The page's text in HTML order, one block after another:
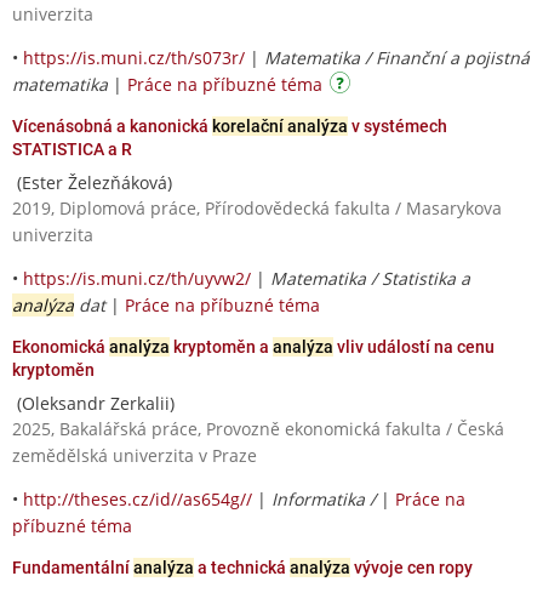
univerzita
• https://is.muni.cz/th/s073r/ | Matematika / Finanční a pojistná
matematika | Práce na příbuzné téma
Vícenásobná a kanonická korelační analýza v systémech
STATISTICA a R
(Ester Železňáková)
2019, Diplomová práce, Přírodovědecká fakulta / Masarykova
univerzita
• https://is.muni.cz/th/uyvw2/ | Matematika / Statistika a
analýza dat| Práce na příbuzné téma
Ekonomická analýza kryptoměn a analýza vliv událostí na cenu
kryptoměn
(Oleksandr Zerkalii)
2025, Bakalářská práce, Provozně ekonomická fakulta / Česká
zemědělská univerzita v Praze
• http://theses.cz/id//as654g// | Informatika / | Práce na
příbuzné téma
Fundamentálníanalýza a technická analýza vývoje cen ropy